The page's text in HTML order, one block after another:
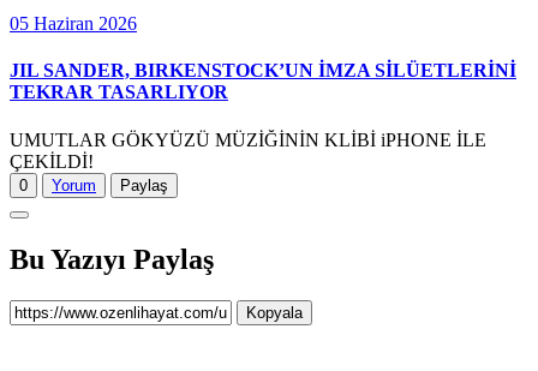
05 Haziran 2026
JIL SANDER, BIRKENSTOCK’UN İMZA SİLÜETLERİNİ
TEKRAR TASARLIYOR
UMUTLAR GÖKYÜZÜ MÜZİĞİNİN KLİBİ iPHONE İLE
ÇEKİLDİ!
0 Yorum Paylaş
Bu Yazıyı Paylaş
Kopyala